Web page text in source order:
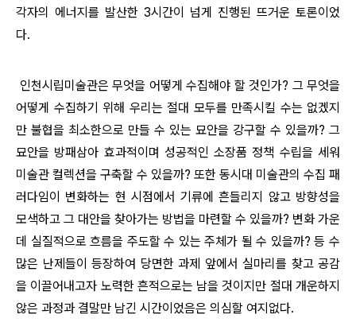
각자의 에너지를 발산한 3시간이 넘게 진행된 뜨거운 토론이었
다.
인천시립미술관은 무엇을 어떻게 수집해야 할 것인가? 그 무엇을
어떻게 수집하기 위해 우리는 절대 모두를 만족시킬 수는 없겠지
만 불협을 최소한으로 만들 수 있는 묘안을 강구할 수 있을까? 그
묘안을 방패삼아 효과적이며 성공적인 소장품 정책 수립을 세워
미술관 컬렉션을 구축할 수 있을까? 또한 동시대 미술관의 수집 패
러다임이 변화하는 현 시점에서 기류에 흔들리지 않고 방향성을
모색하고 그 대안을 찾아가는 방법을 마련할 수 있을까? 변화 가운
데 실질적으로 흐름을 주도할 수 있는 주체가 될 수 있을까? 등 수
많은 난제들이 등장하여 당면한 과제 앞에서 실마리를 찾고 공감
을 이끌어내고자 노력한 흔적으로는 남을 것이지만 절대 개운하지
않은 과정과 결말만 남긴 시간이었음은 의심할 여지없다.